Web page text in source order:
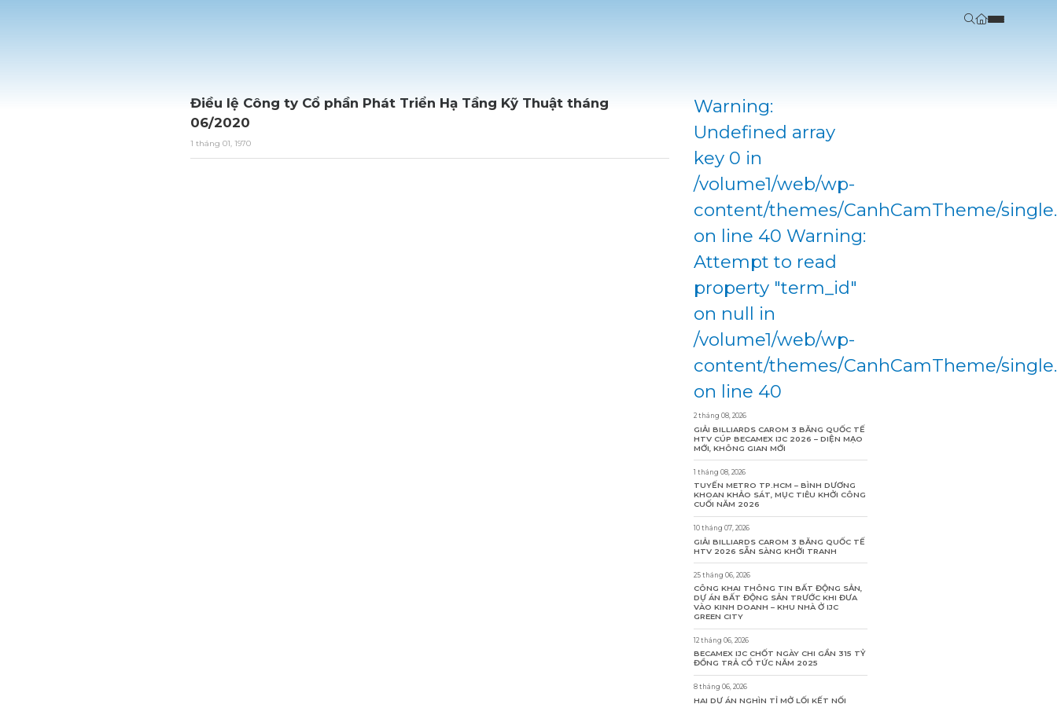
Điều lệ Công ty Cổ phần Phát Triển Hạ Tầng Kỹ Thuật tháng
06/2020
1 tháng 01, 1970
Warning:
Undefined array
key 0 in
/volume1/web/wp-
content/themes/CanhCamTheme/
on line 40 Warning:
Attempt to read
property "term_id"
on null in
/volume1/web/wp-
content/themes/CanhCamTheme/
on line 40
2 tháng 08, 2026
GIẢI BILLIARDS CAROM 3 BĂNG QUỐC TẾ
HTV CÚP BECAMEX IJC 2026 – DIỆN MẠO
MỚI, KHÔNG GIAN MỚI
1 tháng 08, 2026
TUYẾN METRO TP.HCM – BÌNH DƯƠNG
KHOAN KHẢO SÁT, MỤC TIÊU KHỞI CÔNG
CUỐI NĂM 2026
10 tháng 07, 2026
GIẢI BILLIARDS CAROM 3 BĂNG QUỐC TẾ
HTV 2026 SẴN SÀNG KHỞI TRANH
25 tháng 06, 2026
CÔNG KHAI THÔNG TIN BẤT ĐỘNG SẢN,
DỰ ÁN BẤT ĐỘNG SẢN TRƯỚC KHI ĐƯA
VÀO KINH DOANH – KHU NHÀ Ở IJC
GREEN CITY
12 tháng 06, 2026
BECAMEX IJC CHỐT NGÀY CHI GẦN 315 TỶ
ĐỒNG TRẢ CỔ TỨC NĂM 2025
8 tháng 06, 2026
HAI DỰ ÁN NGHÌN TỈ MỞ LỐI KẾT NỐI